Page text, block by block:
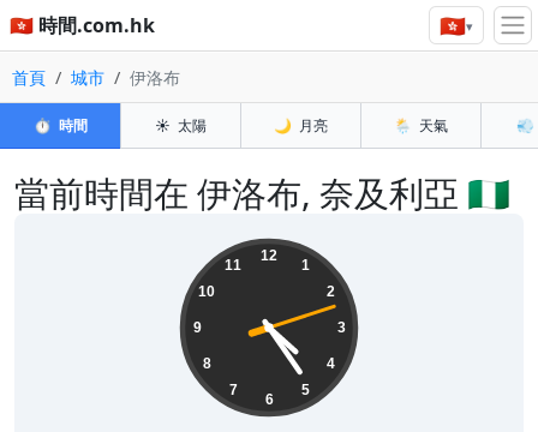
🇭🇰 時間.com.hk 🇭🇰▾
首頁 城市 伊洛布
⏱️ 時間 ☀️ 太陽 🌙 月亮 🌦️ 天氣 💨
當前時間在 伊洛布, 奈及利亞 🇳🇬
12
1
2
3
4
5
6
7
8
9
10
11